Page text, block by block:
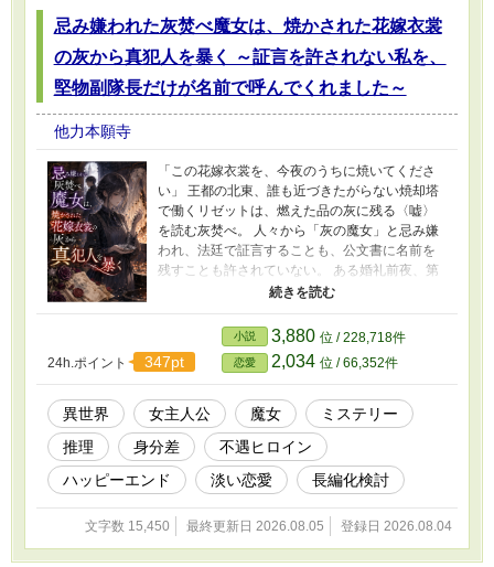
忌み嫌われた灰焚べ魔女は、焼かされた花嫁衣裳
の灰から真犯人を暴く ～証言を許されない私を、
堅物副隊長だけが名前で呼んでくれました～
他力本願寺
「この花嫁衣裳を、今夜のうちに焼いてくださ
い」 王都の北東、誰も近づきたがらない焼却塔
で働くリゼットは、燃えた品の灰に残る〈嘘〉
を読む灰焚べ。 人々から「灰の魔女」と忌み嫌
われ、法廷で証言することも、公文書に名前を
残すことも許されていない。 ある婚礼前夜、第
三王子に嫁ぐ侯爵令嬢の花嫁衣裳が運び込まれ
る。 毒を疑われた衣裳を焼いたリゼットが灰か
ら読み取ったのは、夾竹桃だけではなかった。
羊皮紙、正式な封蝋、大聖堂の石粉――。 焼か
されたのは前夜祭用ではない。 花嫁が翌朝着る
はずだった、本式の衣裳だった。 誰かが本物の
持参金目録を衣裳ごと消し、偽物を花嫁に誓わ
せようとしている。虚偽が露見すれば、罪を負
わされるのは花嫁ただ一人。 だが、灰焚べの判
定は証拠にならない。 リゼットが助けを求めた
のは、忌み人である彼女の器からためらわず蜂
蜜湯を飲んだ、堅物副隊長ベルナールだった。
名を持たない灰が花嫁の誓いを救い、名前を呼
ばれたことのない魔女が、自分の心についた嘘
24h.ポイント 347pt
小説 3,880 位 / 228,718件
恋愛 2,034 位 / 66,352件
異世界 女主人公 魔女
ミステリー
推理
身分差
不遇ヒロイン
ハッピーエンド
淡い恋愛 長編化検討
文字数 15,450 最終更新日 2026.08.05 登録日 2026.08.04